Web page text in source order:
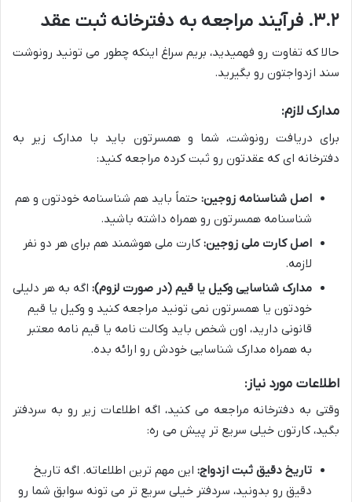
۳.۲. فرآیند مراجعه به دفترخانه ثبت عقد
حالا که تفاوت رو فهمیدید، بریم سراغ اینکه چطور می تونید رونوشت
سند ازدواجتون رو بگیرید.
مدارک لازم:
برای دریافت رونوشت، شما و همسرتون باید با مدارک زیر به
دفترخانه ای که عقدتون رو ثبت کرده مراجعه کنید:
اصل شناسنامه زوجین: حتماً باید هم شناسنامه خودتون و هم
شناسنامه همسرتون رو همراه داشته باشید.
اصل کارت ملی زوجین: کارت ملی هوشمند هم برای هر دو نفر
لازمه.
مدارک شناسایی وکیل یا قیم (در صورت لزوم): اگه به هر دلیلی
خودتون یا همسرتون نمی تونید مراجعه کنید و وکیل یا قیم
قانونی دارید، اون شخص باید وکالت نامه یا قیم نامه معتبر
به همراه مدارک شناسایی خودش رو ارائه بده.
اطلاعات مورد نیاز:
وقتی به دفترخانه مراجعه می کنید، اگه اطلاعات زیر رو به سردفتر
بگید، کارتون خیلی سریع تر پیش می ره:
تاریخ دقیق ثبت ازدواج: این مهم ترین اطلاعاته. اگه تاریخ
دقیق رو بدونید، سردفتر خیلی سریع تر می تونه سوابق شما رو